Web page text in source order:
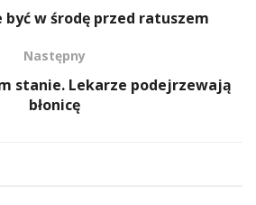
być w środę przed ratuszem
Następny
stanie. Lekarze podejrzewają
błonicę